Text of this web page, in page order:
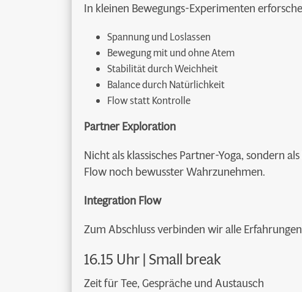
In kleinen Bewegungs-Experimenten
Spannung und Loslassen
Bewegung mit und ohne Atem
Stabilität durch Weichheit
Balance durch Natürlichkeit
Flow statt Kontrolle
Partner Exploration
Nicht als klassisches Partner-Yoga, sondern
Flow noch bewusster Wahrzunehmen.
Integration Flow
Zum Abschluss verbinden wir alle
16.15 Uhr | Small break
Zeit für Tee, Gespräche und Austausch